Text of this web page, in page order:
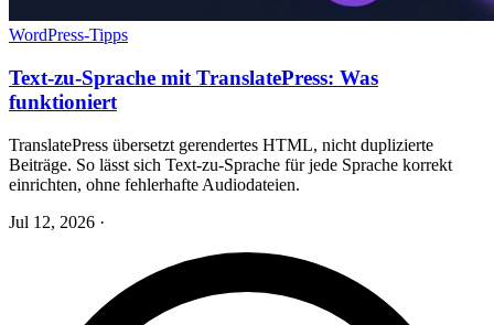
WordPress-Tipps
Text-zu-Sprache mit TranslatePress: Was
funktioniert
TranslatePress übersetzt gerendertes HTML, nicht duplizierte
Beiträge. So lässt sich Text-zu-Sprache für jede Sprache korrekt
einrichten, ohne fehlerhafte Audiodateien.
Jul 12, 2026 ·